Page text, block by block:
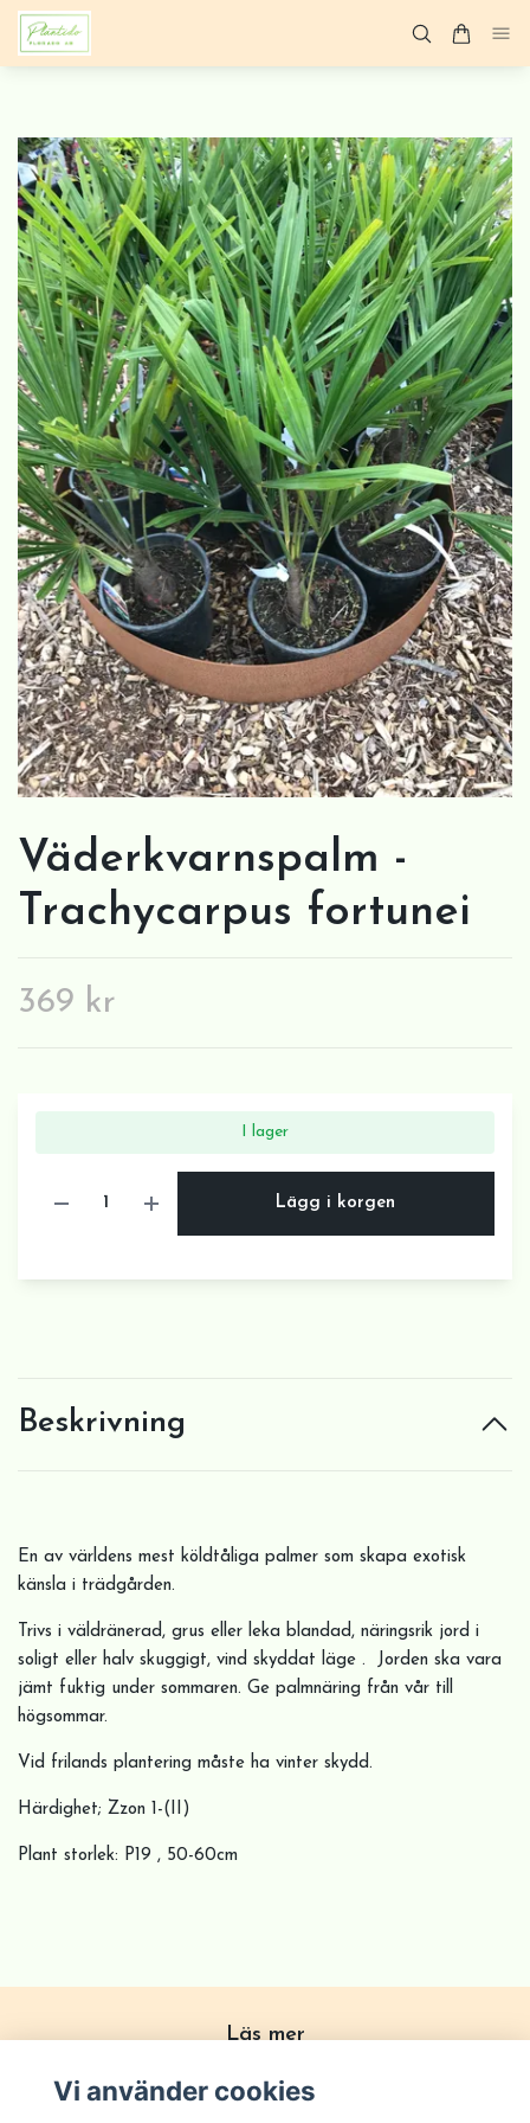
Väderkvarnspalm -
Trachycarpus fortunei
369 kr
I lager
Lägg i korgen
Beskrivning
En av världens mest köldtåliga palmer som skapa exotisk
känsla i trädgården.
Trivs i väldränerad, grus eller leka blandad, näringsrik jord i
soligt eller halv skuggigt, vind skyddat läge . Jorden ska vara
jämt fuktig under sommaren. Ge palmnäring från vår till
högsommar.
Vid frilands plantering måste ha vinter skydd.
Härdighet; Zzon 1-(II)
Plant storlek: P19 , 50-60cm
Läs mer
Köpvillkor
Vi använder cookies